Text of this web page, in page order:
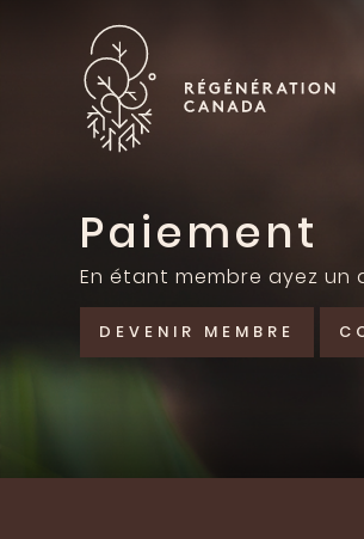
Paiement
En étant membre ayez
DEVENIR MEMBRE